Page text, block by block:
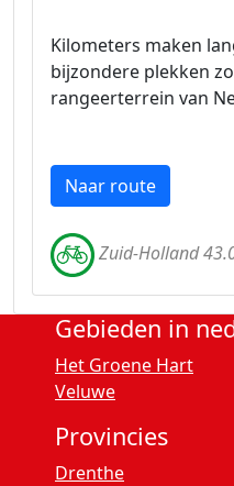
Kilometers maken
bijzondere plekken
rangeerterrein van
Naar route
Zuid-Holland
Gebieden in
Het Groene Hart
Veluwe
Provincies
Drenthe